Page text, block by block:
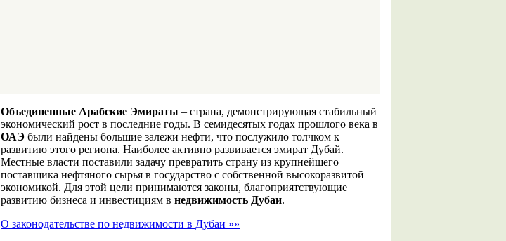
Объединенные Арабские Эмираты – страна, демонстрирующая стабильный
экономический рост в последние годы. В семидесятых годах прошлого века в
ОАЭ были найдены большие залежи нефти, что послужило толчком к
развитию этого региона. Наиболее активно развивается эмират Дубай.
Местные власти поставили задачу превратить страну из крупнейшего
поставщика нефтяного сырья в государство с собственной высокоразвитой
экономикой. Для этой цели принимаются законы, благоприятствующие
развитию бизнеса и инвестициям в недвижимость Дубаи.
О законодательстве по недвижимости в Дубаи »»